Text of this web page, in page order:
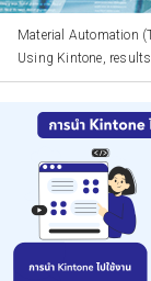
Material Automation
Using Kintone, results